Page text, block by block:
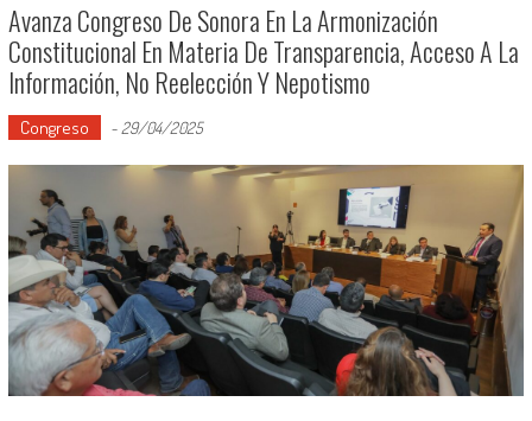
Avanza Congreso De Sonora En La Armonización
Constitucional En Materia De Transparencia, Acceso A La
Información, No Reelección Y Nepotismo
Congreso - 29/04/2025